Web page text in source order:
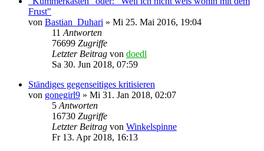
Frust"
von Bastian_Duhari » Mi 25. Mai 2016, 19:04
11 Antworten
76699 Zugriffe
Letzter Beitrag von doedl
Sa 30. Jun 2018, 07:59
Ständiges gegenseitiges kritisieren
von gonegirl9 » Mi 31. Jan 2018, 02:07
5 Antworten
16730 Zugriffe
Letzter Beitrag von Winkelspinne
Fr 13. Apr 2018, 16:13